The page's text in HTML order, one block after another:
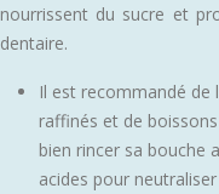
nourrissent du sucre et
dentaire.
Il est recommandé
raffinés et de
bien rincer sa bouche
acides pour